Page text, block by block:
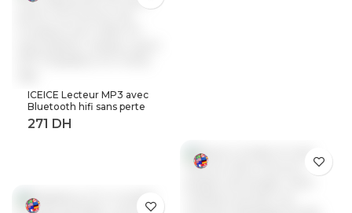
ICEICE Lecteur MP3 avec
Bluetooth hifi sans perte
mini lecteur de musique
avec radio fm haut-parleur